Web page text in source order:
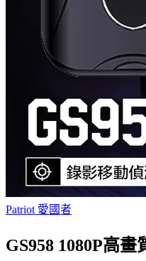
Patriot 愛國者
GS958 1080P高